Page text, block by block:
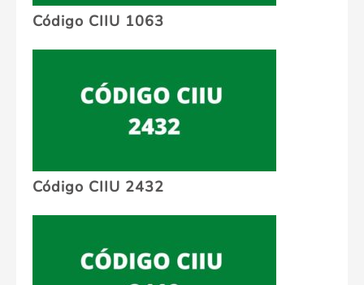
Código CIIU 1063
Código CIIU 2432